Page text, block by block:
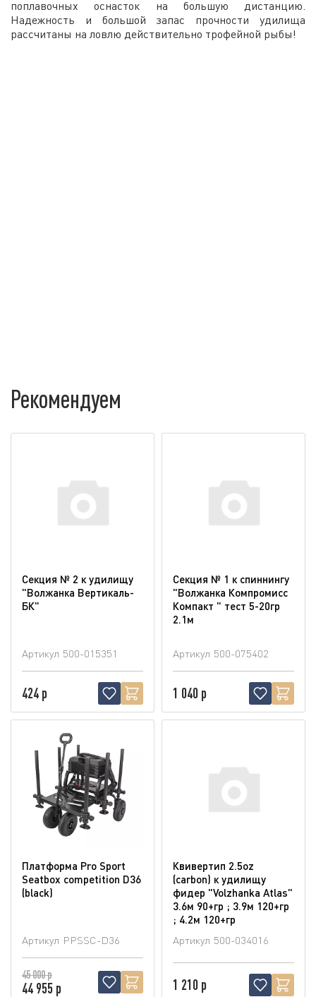
поплавочных оснасток на большую дистанцию.
Надежность и большой запас прочности удилища
рассчитаны на ловлю действительно трофейной рыбы!
Рекомендуем
Секция № 2 к удилищу
"Волжанка Вертикаль-
БК"
Артикул 500-015351
424 р
Секция № 1 к спиннингу
"Волжанка Компромисс
Компакт " тест 5-20гр
2.1м
Артикул 500-075402
1 040 р
Платформа Pro Sport
Seatbox competition D36
(blaсk)
Артикул PPSSC-D36
45 000 р
44 955 р
Квивертип 2.5oz
(carbon) к удилищу
фидер "Volzhanka Atlas"
3.6м 90+гр ; 3.9м 120+гр
; 4.2м 120+гр
Артикул 500-034016
1 210 р